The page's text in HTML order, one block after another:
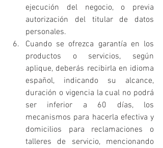
ejecución del negocio, o previa
autorización del titular de datos
personales.
Cuando se ofrezca garantía en los
productos o servicios, según
aplique, deberás recibirla en idioma
español, indicando su alcance,
duración o vigencia la cual no podrá
ser inferior a 60 días, los
mecanismos para hacerla efectiva y
domicilios para reclamaciones o
talleres de servicio, mencionando